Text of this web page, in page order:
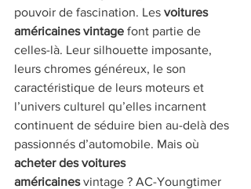
pouvoir de fascination. Les voitures
américaines vintage font partie de
celles-là. Leur silhouette imposante,
leurs chromes généreux, le son
caractéristique de leurs moteurs et
l’univers culturel qu’elles incarnent
continuent de séduire bien au-delà des
passionnés d’automobile. Mais où
acheter des voitures
américaines vintage ? AC-Youngtimer